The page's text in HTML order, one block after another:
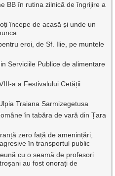
BB în rutina zilnică de îngrijire a
începe de acasă și unde un
eroi, de Sf. Ilie, pe muntele
Serviciile Publice de alimentare
a a Festivalului Cetății
Traiana Sarmizegetusa
în tabăra de vară din Țara
zero față de amenințări,
în transportul public
cu o seamă de profesori
au fost onorați de